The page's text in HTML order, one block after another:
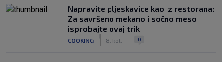
Napravite pljeskavice kao iz restorana:
Za savršeno mekano i sočno meso
isprobajte ovaj trik
COOKING 8. kol. 0